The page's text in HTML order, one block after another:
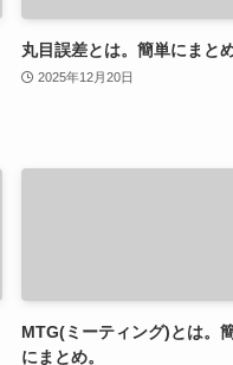
丸目誤差とは。簡単にまとめ
2025年12月20日
MTG(ミーティング)とは。
にまとめ。